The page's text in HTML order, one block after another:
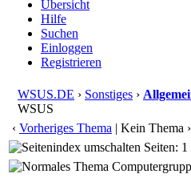
Übersicht
Hilfe
Suchen
Einloggen
Registrieren
WSUS.DE › Sonstiges ›
WSUS
‹ Vorheriges Thema | Kein Thema ›
Seiten: 1